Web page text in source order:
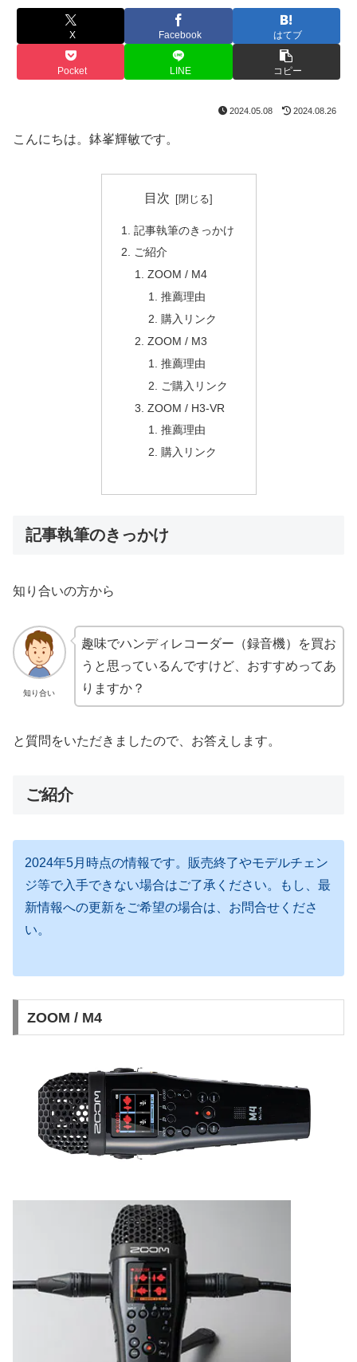
X Facebook はてブ
Pocket LINE コピー
2024.05.08 2024.08.26
こんにちは。鉢峯輝敏です。
目次
記事執筆のきっかけ
ご紹介
ZOOM / M4
推薦理由
購入リンク
ZOOM / M3
推薦理由
ご購入リンク
ZOOM / H3-VR
推薦理由
購入リンク
記事執筆のきっかけ
知り合いの方から
知り合い
趣味でハンディレコーダー（録音機）を買お
うと思っているんですけど、おすすめってあ
りますか？
と質問をいただきましたので、お答えします。
ご紹介
2024年5月時点の情報です。販売終了やモデルチェン
ジ等で入手できない場合はご了承ください。もし、最
新情報への更新をご希望の場合は、お問合せくださ
い。
ZOOM / M4